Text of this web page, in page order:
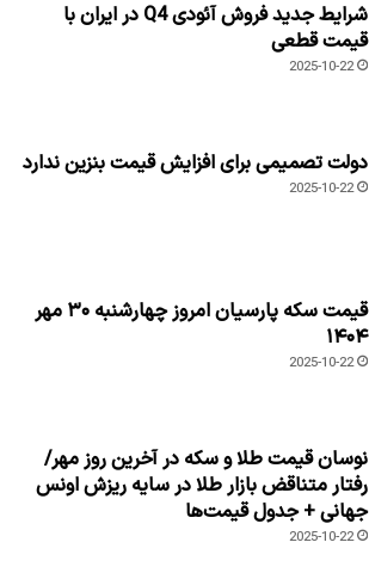
شرایط جدید فروش آئودی Q4 در ایران با
قیمت قطعی
2025-10-22
دولت تصمیمی برای افزایش قیمت بنزین ندارد
2025-10-22
قیمت سکه پارسیان امروز چهارشنبه ۳۰ مهر
۱۴۰۴
2025-10-22
نوسان قیمت طلا و سکه در آخرین روز مهر/
رفتار متناقض بازار طلا در سایه ریزش اونس
جهانی + جدول قیمت‌ها
2025-10-22